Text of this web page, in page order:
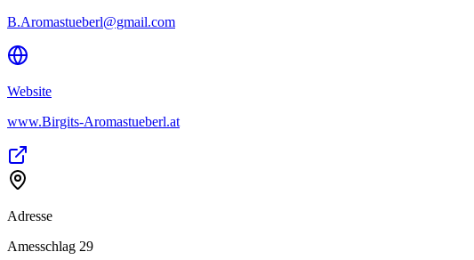
B.Aromastueberl@gmail.com
Website
www.Birgits-Aromastueberl.at
Adresse
Amesschlag 29